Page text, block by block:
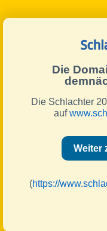
Die
Die Schlachter
auf
Weiter
(https://